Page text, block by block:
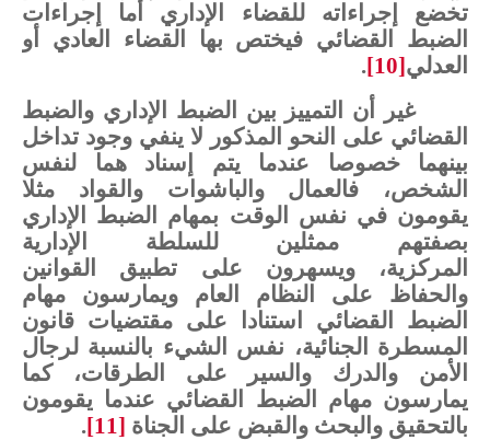
تخضع إجراءاته للقضاء الإداري أما
إجراءات
الضبط
القضائي فيختص بها القضاء العادي
أو
العدلي[10]
.
غير
أن التمييز بين الضبط الإداري والضبط
القضائي على النحو المذكور لا ينفي وجود تداخل
بينهما
خصوصا عندما يتم إسناد هما
لنفس
الشخص،
فالعمال والباشوات والقواد
مثلا
يقومون في نفس الوقت بمهام الضبط
الإداري
بصفتهم
ممثلين للسلطة
الإدارية
المركزية،
ويسهرون على تطبيق
القوانين
والحفاظ
على النظام العام ويمارسون
مهام
الضبط
القضائي استنادا على مقتضيات قانون
المسطرة
الجنائية، نفس الشيء بالنسبة لرجال
الأمن
والدرك والسير على الطرقات،
كما
يمارسون مهام الضبط القضائي عندما يقومون
بالتحقيق والبحث والقبض على الجناة [11]
.